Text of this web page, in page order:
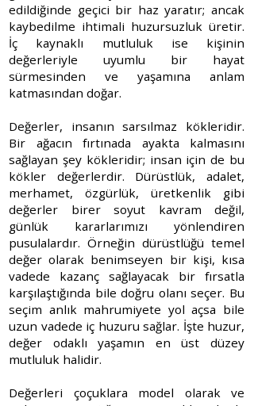
edildiğinde geçici bir haz yaratır; ancak
kaybedilme ihtimali huzursuzluk üretir.
İç kaynaklı mutluluk ise kişinin
değerleriyle uyumlu bir hayat
sürmesinden ve yaşamına anlam
katmasından doğar.
Değerler, insanın sarsılmaz kökleridir.
Bir ağacın fırtınada ayakta kalmasını
sağlayan şey kökleridir; insan için de bu
kökler değerlerdir. Dürüstlük, adalet,
merhamet, özgürlük, üretkenlik gibi
değerler birer soyut kavram değil,
günlük kararlarımızı yönlendiren
pusulalardır. Örneğin dürüstlüğü temel
değer olarak benimseyen bir kişi, kısa
vadede kazanç sağlayacak bir fırsatla
karşılaştığında bile doğru olanı seçer. Bu
seçim anlık mahrumiyete yol açsa bile
uzun vadede iç huzuru sağlar. İşte huzur,
değer odaklı yaşamın en üst düzey
mutluluk halidir.
Değerleri çoçuklara model olarak ve